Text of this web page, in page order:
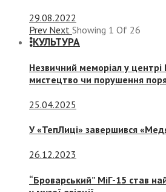
29.08.2022
Prev Next Showing 1 Of 26
КУЛЬТУРА
Незвичний меморіал у центрі
мистецтво чи порушення
25.04.2025
У «ТепЛиці» завершився
26.12.2023
“Броварський” МіГ-15 став